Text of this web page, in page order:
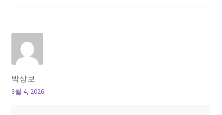
박상보
3월 4, 2026